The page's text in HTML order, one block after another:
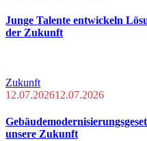
Junge Talente entwickeln
der Zukunft
Zukunft
12.07.202612.07.2026
unsere Zukunft